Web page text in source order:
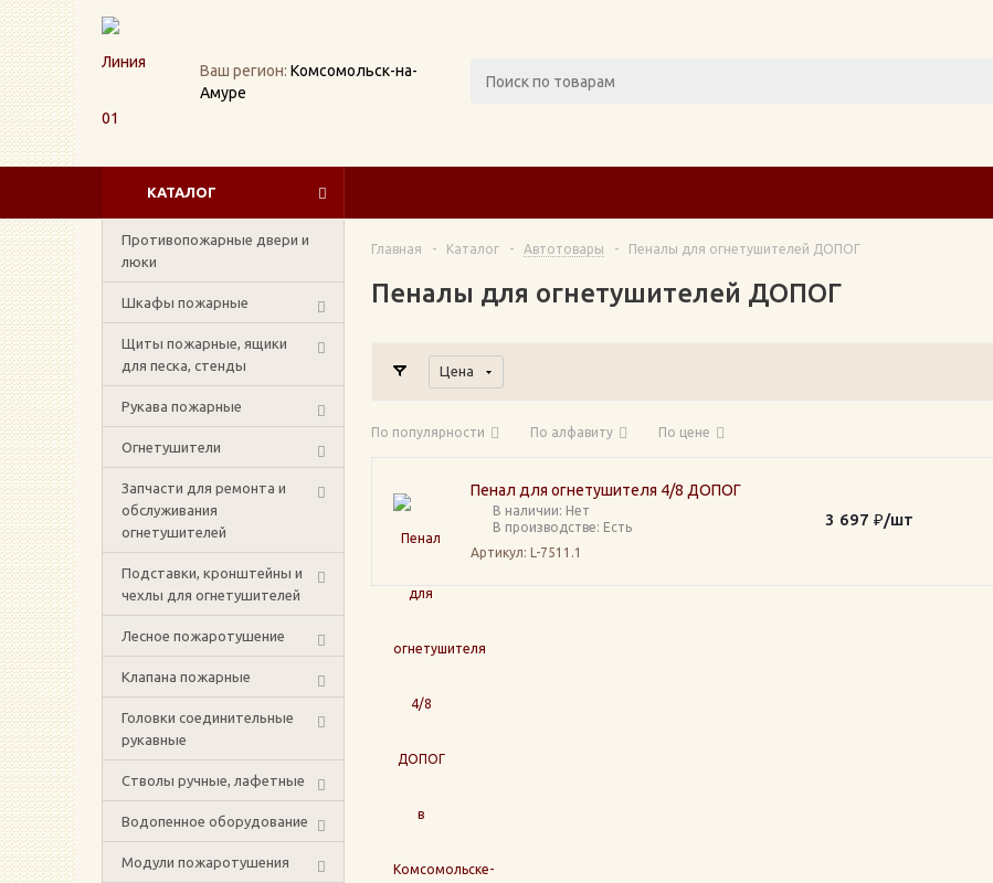
Ваш регион: Комсомольск-на-
Амуре
КАТАЛОГ
Противопожарные двери и
люки
Шкафы пожарные
Щиты пожарные, ящики
для песка, стенды
Рукава пожарные
Огнетушители
Запчасти для ремонта и
обслуживания
огнетушителей
Подставки, кронштейны и
чехлы для огнетушителей
Лесное пожаротушение
Клапана пожарные
Головки соединительные
рукавные
Стволы ручные, лафетные
Водопенное оборудование
Модули пожаротушения
Главная - Каталог - Автотовары - Пеналы для огнетушителей ДОПОГ
Пеналы для огнетушителей ДОПОГ
Цена
По популярности По алфавиту По цене
Пенал для огнетушителя 4/8 ДОПОГ
В наличии: Нет
В производстве: Есть
Артикул: L-7511.1
3 697 ₽/шт